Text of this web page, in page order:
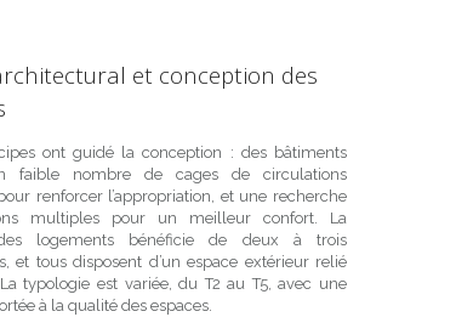
et conception des
ont guidé la conception : des bâtiments
faible nombre de cages de circulations
renforcer l’appropriation, et une recherche
multiples pour un meilleur confort. La
logements bénéficie de deux à trois
et tous disposent d’un espace extérieur relié
typologie est variée, du T2 au T5, avec une
à la qualité des espaces.